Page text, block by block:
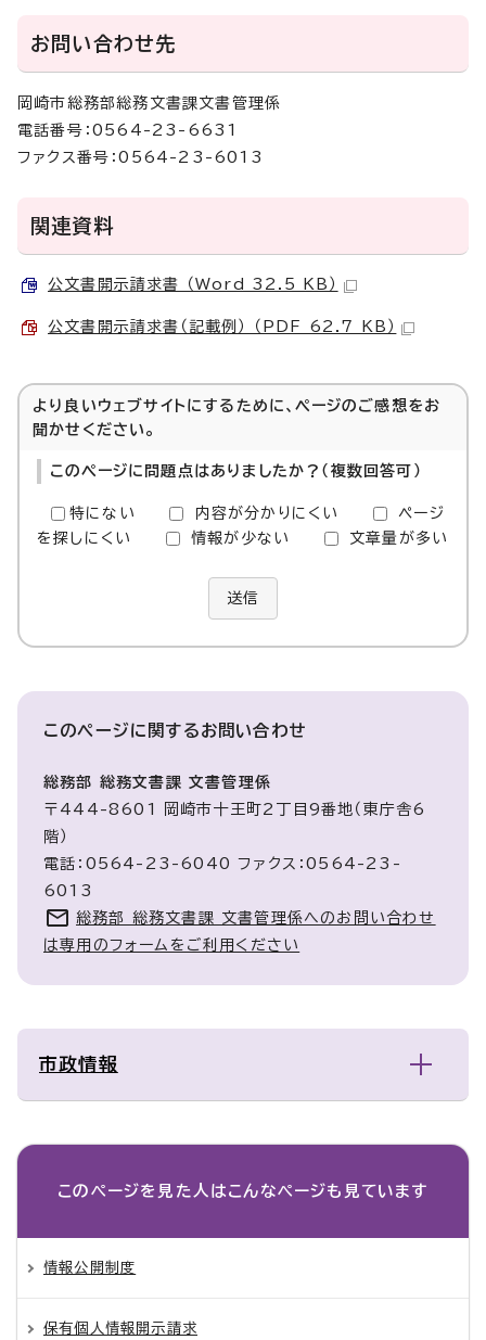
お問い合わせ先
岡崎市総務部総務文書課文書管理係
電話番号：0564-23-6631
ファクス番号：0564-23-6013
関連資料
公文書開示請求書 （Word 32.5 KB）
公文書開示請求書（記載例） （PDF 62.7 KB）
より良いウェブサイトにするために、ページのご感想をお
聞かせください。
このページに問題点はありましたか？（複数回答可）
特にない 内容が分かりにくい
ページ
を探しにくい
情報が少ない 文章量が多い
送信
このページに関するお問い合わせ
総務部 総務文書課 文書管理係
〒444-8601 岡崎市十王町2丁目9番地（東庁舎6
階）
電話：0564-23-6040 ファクス：0564-23-
6013
総務部 総務文書課 文書管理係へのお問い合わせ
は専用のフォームをご利用ください
市政情報
このページを見た人は こんなページも見ています
情報公開制度
保有個人情報開示請求